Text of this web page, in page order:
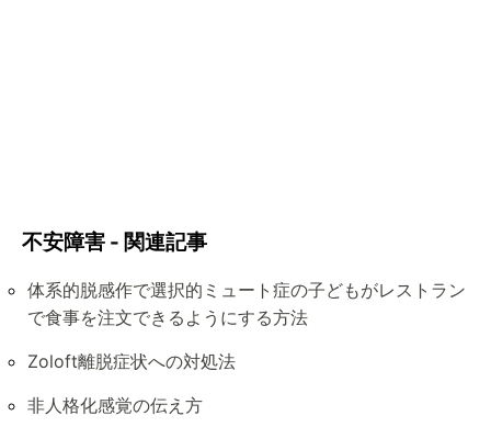
不安障害 - 関連記事
体系的脱感作で選択的ミュート症の子どもがレストラン
で食事を注文できるようにする方法
Zoloft離脱症状への対処法
非人格化感覚の伝え方